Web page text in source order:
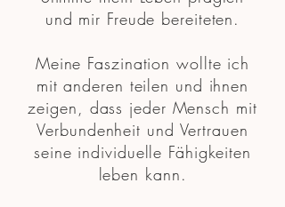
und mir Freude bereiteten.
Meine Faszination wollte ich
mit anderen teilen und ihnen
zeigen, dass jeder Mensch mit
Verbundenheit und Vertrauen
seine individuelle Fähigkeiten
leben kann.